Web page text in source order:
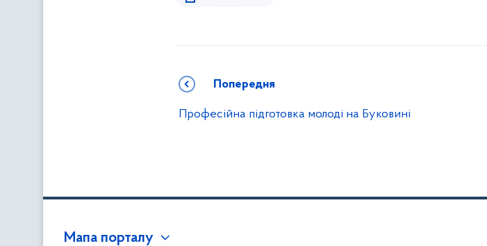
Попередня
Професійна підготовка молоді на Буковині
Мапа порталу